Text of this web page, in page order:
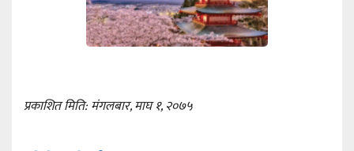
प्रकाशित मिति: मंगलबार, माघ १, २०७५